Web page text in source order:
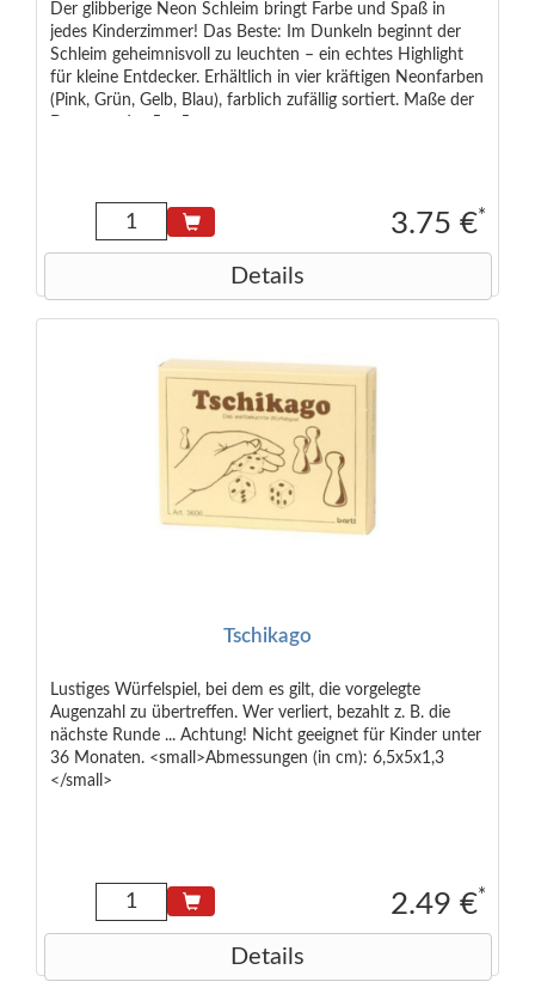
Der glibberige Neon Schleim bringt Farbe und Spaß in
jedes Kinderzimmer! Das Beste: Im Dunkeln beginnt der
Schleim geheimnisvoll zu leuchten – ein echtes Highlight
für kleine Entdecker. Erhältlich in vier kräftigen Neonfarben
(Pink, Grün, Gelb, Blau), farblich zufällig sortiert. Maße der
3.75 €*
Details
Tschikago
Lustiges Würfelspiel, bei dem es gilt, die vorgelegte
Augenzahl zu übertreffen. Wer verliert, bezahlt z. B. die
nächste Runde ... Achtung! Nicht geeignet für Kinder unter
36 Monaten. <small>Abmessungen (in cm): 6,5x5x1,3
</small>
2.49 €*
Details